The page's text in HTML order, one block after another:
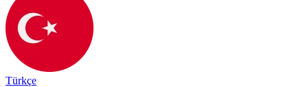
Türkçe